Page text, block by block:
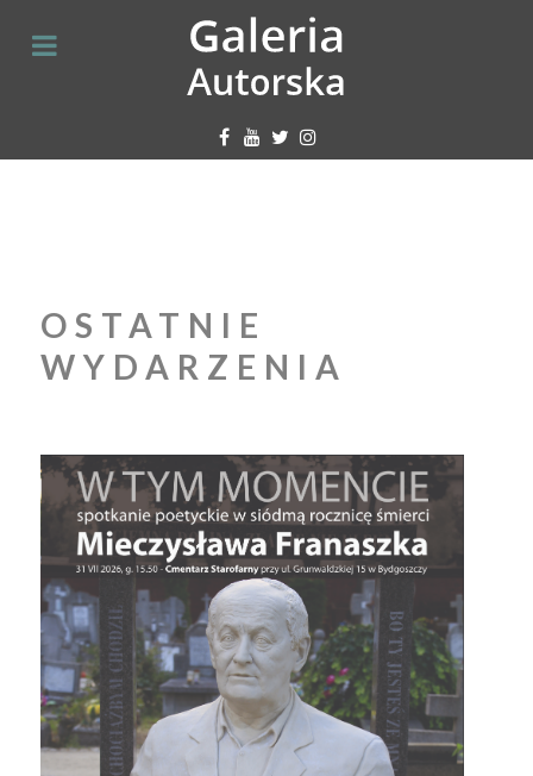
OSTATNIE
WYDARZENIA